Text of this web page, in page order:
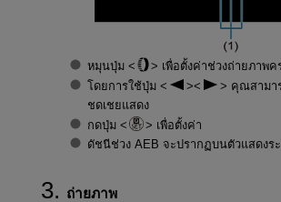
หมุนปุ่ม
เพื่อตั้งค่าช่วงถ่ายภาพค
โดยการใช้ปุ่ม
คุณสามา
ชดเชยแสดง
กดปุ่ม
เพื่อตั้งค่า
ดัชนีช่วง AEB จะปรากฏบนตัวแสดงร
ถ่ายภาพ